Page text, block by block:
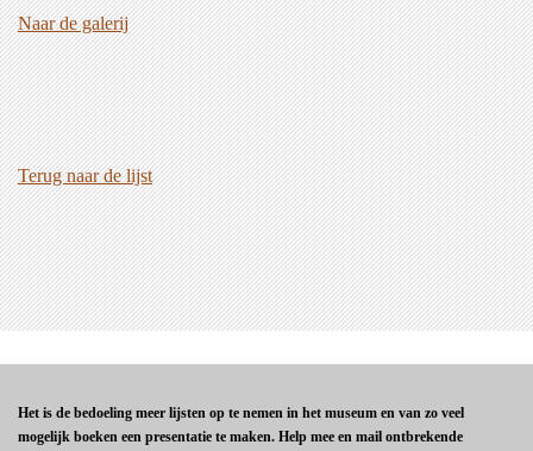
Naar de galerij
Terug naar de lijst
Het is de bedoeling meer lijsten op te nemen in het museum en van zo veel
mogelijk boeken een presentatie te maken. Help mee en mail ontbrekende